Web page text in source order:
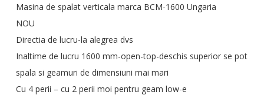
Masina de spalat verticala marca BCM-1600 Ungaria
NOU
Directia de lucru-la alegrea dvs
Inaltime de lucru 1600 mm-open-top-deschis superior se pot
spala si geamuri de dimensiuni mai mari
Cu 4 perii – cu 2 perii moi pentru geam low-e